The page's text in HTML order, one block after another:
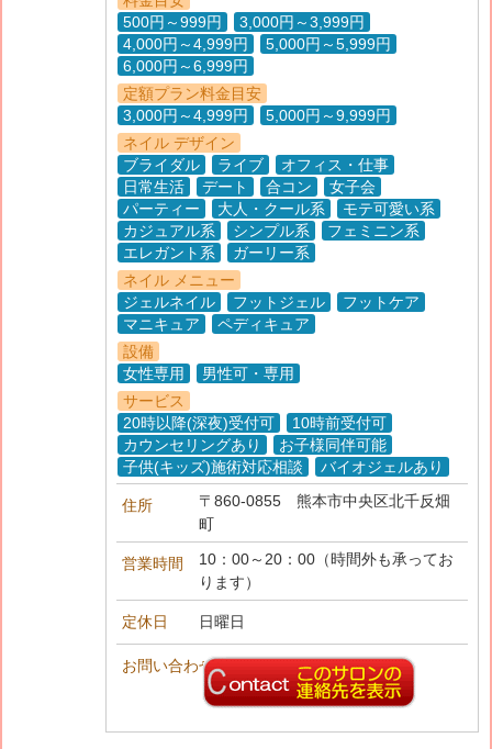
500円～999円
3,000円～3,999円
4,000円～4,999円
5,000円～5,999円
6,000円～6,999円
定額プラン料金目安
3,000円～4,999円
5,000円～9,999円
ネイル デザイン
ブライダル
ライブ
オフィス・仕事
日常生活
デート 合コン
女子会
パーティー
大人・クール系
モテ可愛い系
カジュアル系
シンプル系
フェミニン系
エレガント系
ガーリー系
ネイル メニュー
ジェルネイル
フットジェル
フットケア
マニキュア
ペディキュア
設備
女性専用
男性可・専用
サービス
20時以降(深夜)受付可
10時前受付可
カウンセリングあり
お子様同伴可能
子供(キッズ)施術対応相談
バイオジェルあり
住所 〒860-0855 熊本市中央区北千反畑
町
営業時間
10：00～20：00（時間外も承ってお
ります）
定休日 日曜日
お問い合わせ先